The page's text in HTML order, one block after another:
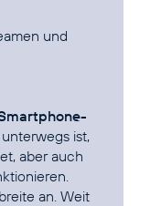
und
ist,
aber auch
an. Weit